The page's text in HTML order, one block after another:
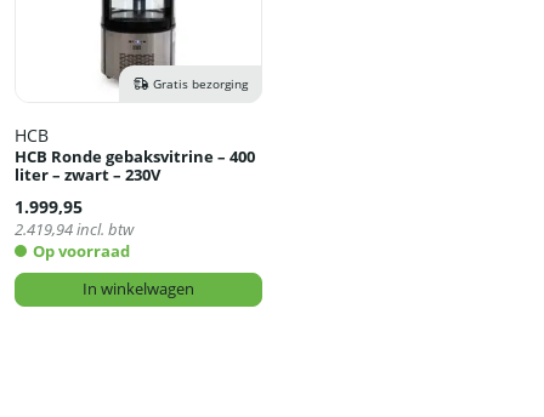
Gratis bezorging
HCB
HCB Ronde gebaksvitrine – 400
liter – zwart – 230V
1.999,95
2.419,94incl. btw
Op voorraad
In winkelwagen